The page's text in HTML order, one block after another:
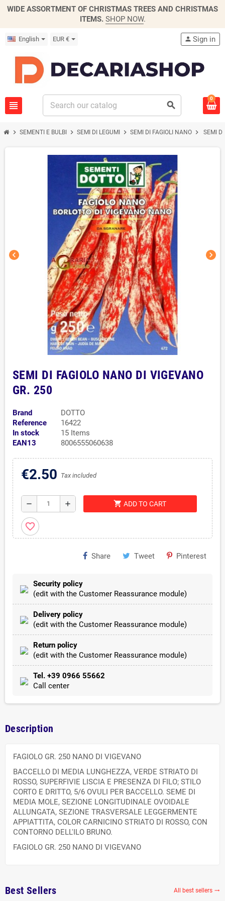
WIDE ASSORTMENT OF CHRISTMAS TREES AND CHRISTMAS
ITEMS. SHOP NOW.
English EUR €
view_headline search
person Sign in
0
chevron_right SEMENTI E BULBI chevron_right SEMI DI LEGUMI chevron_right SEMI DI FAGIOLI NANO chevron_right SEMI
chevron_left chevron_right
SEMI DI FAGIOLO NANO DI VIGEVANO
GR. 250
Brand
DOTTO
Reference
16422
In stock
15 Items
EAN13
8006555060638
€2.50 Tax included
remove add shopping_cart ADD TO CART
favorite_border
Share Tweet Pinterest
Security policy
(edit with the Customer Reassurance module)
Delivery policy
(edit with the Customer Reassurance module)
Return policy
(edit with the Customer Reassurance module)
Tel. +39 0966 55662
Call center
Description
FAGIOLO GR. 250 NANO DI VIGEVANO
BACCELLO DI MEDIA LUNGHEZZA, VERDE STRIATO DI
ROSSO, SUPERFIVIE LISCIA E PRESENZA DI FILO; STILO
CORTO E DRITTO, 5/6 OVULI PER BACCELLO. SEME DI
MEDIA MOLE, SEZIONE LONGITUDINALE OVOIDALE
ALLUNGATA, SEZIONE TRASVERSALE LEGGERMENTE
APPIATTITA, COLOR CARNICINO STRIATO DI ROSSO, CON
CONTORNO DELL'ILO BRUNO.
FAGIOLO GR. 250 NANO DI VIGEVANO
Best Sellers All best sellers 